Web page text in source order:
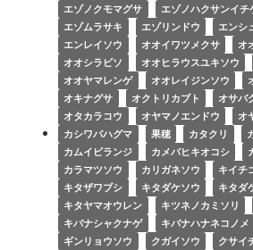
エゾノクモマグサ
エゾノハクサンイチ
エゾムラサキ
エゾリンドウ
エンシ
エンレイソウ
オオイワツメクサ
オ
オオシラビソ
オオヒラウスユキソウ
オオヤマレンゲ
オオレイジンソウ
オキナグサ
オクトリカブト オサバ
オタカラコウ
オヤマノエンドウ オ
カシワバハグマ
果穂 カタクリ
カムイビランジ
カメバヒキオコシ
カラマツソウ
カリガネソウ キイチ
キタザワブシ
キタダケソウ
キタダ
キタヤマオウレン
キツネノカミソリ
キバナシャクナゲ
キバナハナネコノメ
ギンリョウソウ
クガイソウ クサイ